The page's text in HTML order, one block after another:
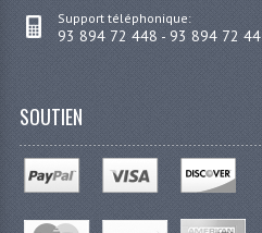
Support téléphonique:
93 894 72 448 - 93 894 72 44
SOUTIEN